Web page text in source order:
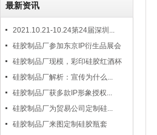
最新资讯
2021.10.21-10.24第24届深圳...
硅胶制品厂参加东京IP衍生品展会
硅胶制品厂现模，彩印硅胶红酒杯
硅胶制品厂解析：宣传为什么...
硅胶制品厂获多款IP形象授权...
硅胶制品厂为贸易公司定制硅...
硅胶制品厂来图定制硅胶瓶套